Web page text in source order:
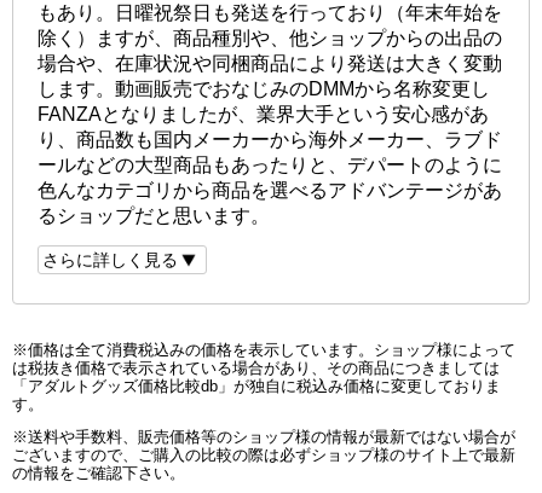
もあり。日曜祝祭日も発送を行っており（年末年始を
除く）ますが、商品種別や、他ショップからの出品の
場合や、在庫状況や同梱商品により発送は大きく変動
します。動画販売でおなじみのDMMから名称変更し
FANZAとなりましたが、業界大手という安心感があ
り、商品数も国内メーカーから海外メーカー、ラブド
ールなどの大型商品もあったりと、デパートのように
色んなカテゴリから商品を選べるアドバンテージがあ
るショップだと思います。
さらに詳しく見る
※価格は全て消費税込みの価格を表示しています。ショップ様によって
は税抜き価格で表示されている場合があり、その商品につきましては
「アダルトグッズ価格比較db」が独自に税込み価格に変更しておりま
す。
※送料や手数料、販売価格等のショップ様の情報が最新ではない場合が
ございますので、ご購入の比較の際は必ずショップ様のサイト上で最新
の情報をご確認下さい。